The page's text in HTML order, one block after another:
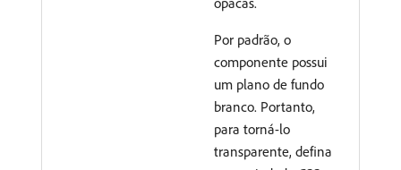
Por padrão, o
componente possui
um plano de fundo
branco. Portanto,
para torná-lo
transparente, defina